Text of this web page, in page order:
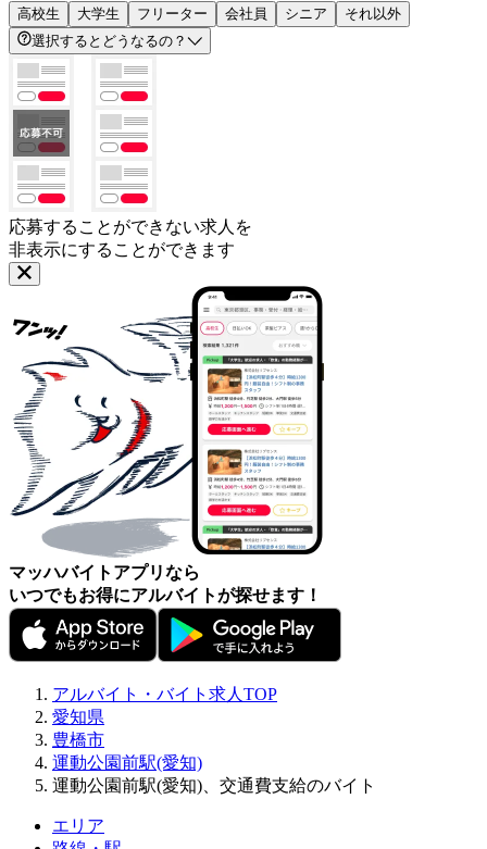
高校生 大学生 フリーター 会社員 シニア
それ以外
選択するとどうなるの？
応募することができない求人を
非表示にすることができます
マッハバイトアプリなら
いつでもお得にアルバイトが探せます！
アルバイト・バイト求人TOP
愛知県
豊橋市
運動公園前駅(愛知)
運動公園前駅(愛知)、交通費支給のバイト
エリア